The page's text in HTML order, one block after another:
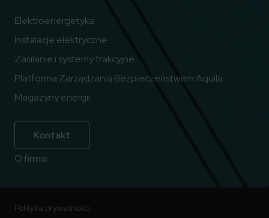
Elektroenergetyka
Instalacje elektryczne
Zasilanie i systemy trakcyjne
Platforma Zarządzania Bezpieczeństwem Aquila
Magazyny energii
Kontakt
O firmie
Polityka prywatności